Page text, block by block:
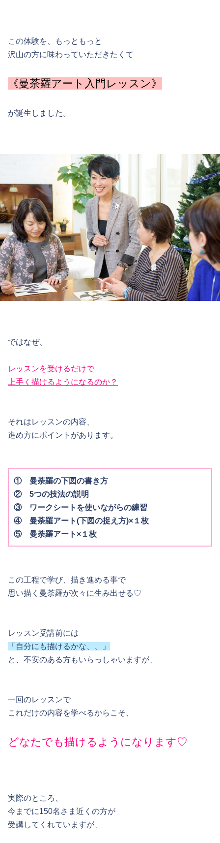
この体験を、もっともっと
沢山の方に味わっていただきたくて
《曼荼羅アート入門レッスン》
が誕生しました。
ではなぜ、
レッスンを受けるだけで
上手く描けるようになるのか？
それはレッスンの内容、
進め方にポイントがあります。
① 曼荼羅の下図の書き方
② 5つの技法の説明
③ ワークシートを使いながらの練習
④ 曼荼羅アート(下図の捉え方)×１枚
⑤ 曼荼羅アート×１枚
この工程で学び、描き進める事で
思い描く曼荼羅が次々に生み出せる♡
レッスン受講前には
「自分にも描けるかな、、」
と、不安のある方もいらっしゃいますが、
一回のレッスンで
これだけの内容を学べるからこそ、
どなたでも描けるようになります♡
実際のところ、
今までに150名さま近くの方が
受講してくれていますが、